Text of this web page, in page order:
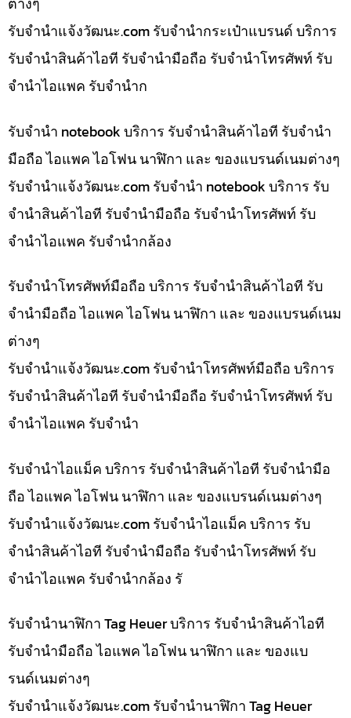
รับจํานําแจ้งวัฒนะ.com รับจำนำกระเป๋าแบรนด์ บริการ
รับจำนำสินค้าไอที รับจำนำมือถือ รับจำนำโทรศัพท์ รับ
จำนำไอแพค รับจำนำก
รับจำนำ notebook บริการ รับจำนำสินค้าไอที รับจำนำ
มือถือ ไอแพค ไอโฟน นาฬิกา และ ของแบรนด์เนมต่างๆ
รับจํานําแจ้งวัฒนะ.com รับจำนำ notebook บริการ รับ
จำนำสินค้าไอที รับจำนำมือถือ รับจำนำโทรศัพท์ รับ
จำนำไอแพค รับจำนำกล้อง
รับจำนำโทรศัพท์มือถือ บริการ รับจำนำสินค้าไอที รับ
จำนำมือถือ ไอแพค ไอโฟน นาฬิกา และ ของแบรนด์เนม
ต่างๆ
รับจํานําแจ้งวัฒนะ.com รับจำนำโทรศัพท์มือถือ บริการ
รับจำนำสินค้าไอที รับจำนำมือถือ รับจำนำโทรศัพท์ รับ
จำนำไอแพค รับจำนำ
รับจำนำไอแม็ค บริการ รับจำนำสินค้าไอที รับจำนำมือ
ถือ ไอแพค ไอโฟน นาฬิกา และ ของแบรนด์เนมต่างๆ
รับจํานําแจ้งวัฒนะ.com รับจำนำไอแม็ค บริการ รับ
จำนำสินค้าไอที รับจำนำมือถือ รับจำนำโทรศัพท์ รับ
จำนำไอแพค รับจำนำกล้อง รั
รับจำนำนาฬิกา Tag Heuer บริการ รับจำนำสินค้าไอที
รับจำนำมือถือ ไอแพค ไอโฟน นาฬิกา และ ของแบ
รนด์เนมต่างๆ
รับจํานําแจ้งวัฒนะ.com รับจำนำนาฬิกา Tag Heuer